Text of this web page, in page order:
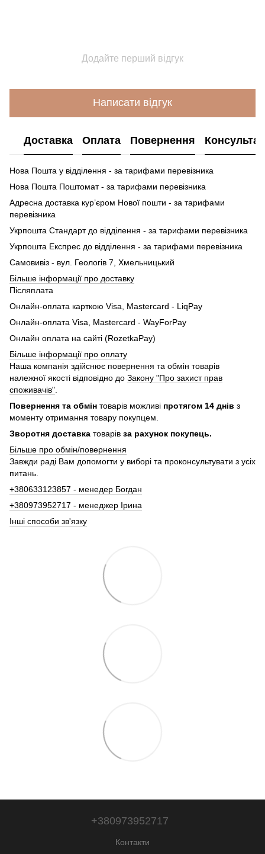
Додайте перший відгук
Написати відгук
Доставка Оплата Повернення
Нова Пошта у відділення - за тарифами перевізника
Нова Пошта Поштомат - за тарифами перевізника
Адресна доставка кур’єром Нової пошти - за тарифами
перевізника
Укрпошта Стандарт до відділення - за тарифами перевізника
Укрпошта Експрес до відділення - за тарифами перевізника
Самовивіз - вул. Геологів 7, Хмельницький
Більше інформації про доставку
Післяплата
Онлайн-оплата карткою Visa, Mastercard - LiqPay
Онлайн-оплата Visa, Mastercard - WayForPay
Онлайн оплата на сайті (RozetkaPay)
Більше інформації про оплату
Наша компанія здійснює повернення та обмін товарів
належної якості відповідно до Закону "Про захист прав
споживачів"
Повернення та обмін товарів можливі протягом 14 днів з
моменту отримання товару покупцем.
Зворотня доставка товарів за рахунок покупець.
Більше про обмін/повернення
Завжди раді Вам допомогти у виборі та проконсультувати з усіх
питань.
+380633123857 - менедер Богдан
+380973952717 - менеджер Ірина
Інші способи зв'язку
+380973952717
Контакти